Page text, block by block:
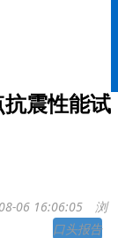
震性能试
06 16:06:05
浏
口头报告